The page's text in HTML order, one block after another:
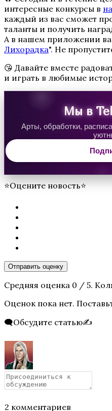
Секрет Небес 3 — Конец
Там, Где Любовь Горит
Te Amo. Том 1: Залив
интересные конкурсы в
каждый из вас сможет
таланты и получить
А в нашем приложении
Лихорадка". Не
😘 Давайте вместе
и играть в любимые
Мы в
Арты, обработки,
⭐Оцените новость⭐
Отправить оценку
Средняя оценка 0 / 5.
Оценок пока нет.
🗨️Обсудите статью✍️
2 комментариев